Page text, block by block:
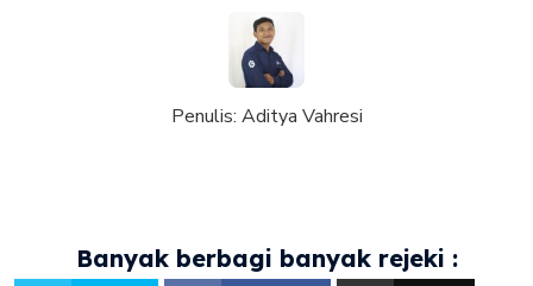
Penulis: Aditya Vahresi
Banyak berbagi banyak rejeki :